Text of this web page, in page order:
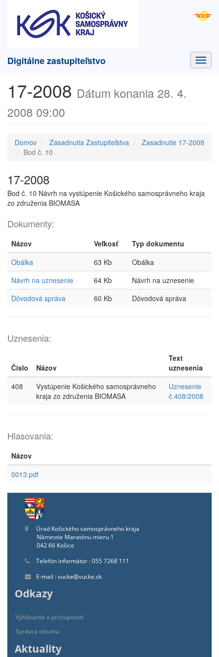
Digitálne zastupiteľstvo
17-2008 Dátum konania 28. 4.
2008 09:00
Domov Zasadnutia Zastupiteľstva
Zasadnutie 17-2008
Bod č. 10
17-2008
Bod č. 10 Návrh na vystúpenie Košického samosprávneho kraja
zo združenia BIOMASA
Dokumenty:
Názov Veľkosť
Typ dokumentu
Obálka
63 Kb
Obálka
Návrh na uznesenie
64 Kb
Návrh na uznesenie
Dôvodová správa
60 Kb Dôvodová správa
Uznesenia:
Číslo Názov
Text
uznesenia
408
Vystúpenie Košického samosprávneho
kraja zo združenia BIOMASA
Uznesenie
č.408/2008
Hlasovania:
Názov
0013.pdf
Úrad Košického samosprávneho kraja
Námestie Maratónu mieru 1
042 66 Košice
Telefón informátor : 055 7268 111
E-mail : vucke@vucke.sk
Odkazy
Vyhlásenie o prístupnosti
Správca obsahu
Aktuality